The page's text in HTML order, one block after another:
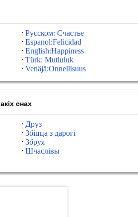
Русском: Счастье
Espanol:Felicidad
English:Happiness
Türk: Mutluluk
Venäjä:Onnellisuus
снах
Друз
Збіцца з дарогі
Збруя
Шчаслівы